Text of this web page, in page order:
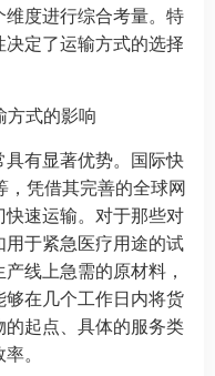
度进行综合考量。特
定了运输方式的选择
方式的影响
具有显著优势。国际快
凭借其完善的全球网
速运输。对于那些对
于紧急医疗用途的试
线上急需的原材料，
在几个工作日内将货
起点、具体的服务类
。